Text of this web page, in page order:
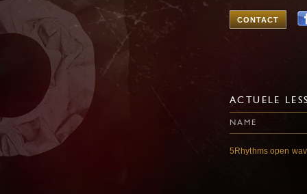
CONTACT
ACTUELE
NAME
5Rhythms open